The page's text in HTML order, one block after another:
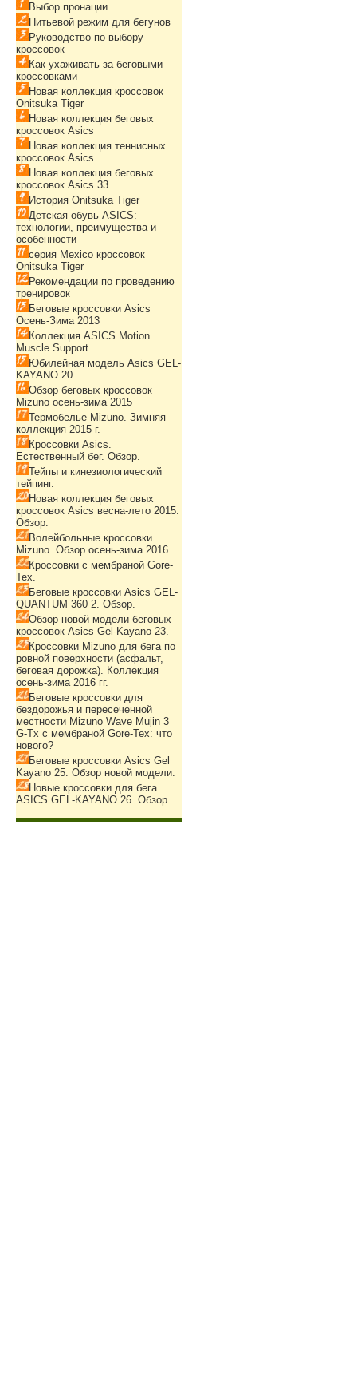
Выбор пронации
Питьевой режим для бегунов
Руководство по выбору
кроссовок
Как ухаживать за беговыми
кроссовками
Новая коллекция кроссовок
Onitsuka Tiger
Новая коллекция беговых
кроссовок Asics
Новая коллекция теннисных
кроссовок Asics
Новая коллекция беговых
кроссовок Asics 33
История Onitsuka Tiger
Детская обувь ASICS:
технологии, преимущества и
особенности
серия Mexico кроссовок
Onitsuka Tiger
Рекомендации по проведению
тренировок
Беговые кроссовки Asics
Осень-Зима 2013
Коллекция ASICS Motion
Muscle Support
Юбилейная модель Asics GEL-
KAYANO 20
Обзор беговых кроссовок
Mizuno осень-зима 2015
Термобелье Mizuno. Зимняя
коллекция 2015 г.
Кроссовки Asics.
Естественный бег. Обзор.
Тейпы и кинезиологический
тейпинг.
Новая коллекция беговых
кроссовок Asics весна-лето 2015.
Обзор.
Волейбольные кроссовки
Mizuno. Обзор осень-зима 2016.
Кроссовки с мембраной Gore-
Tex.
Беговые кроссовки Asics GEL-
QUANTUM 360 2. Обзор.
Обзор новой модели беговых
кроссовок Asics Gel-Kayano 23.
Кроссовки Mizuno для бега по
ровной поверхности (асфальт,
беговая дорожка). Коллекция
осень-зима 2016 гг.
Беговые кроссовки для
бездорожья и пересеченной
местности Mizuno Wave Mujin 3
G-Tx с мембраной Gore-Tex: что
нового?
Беговые кроссовки Asics Gel
Kayano 25. Обзор новой модели.
Новые кроссовки для бега
ASICS GEL-KAYANO 26. Обзор.